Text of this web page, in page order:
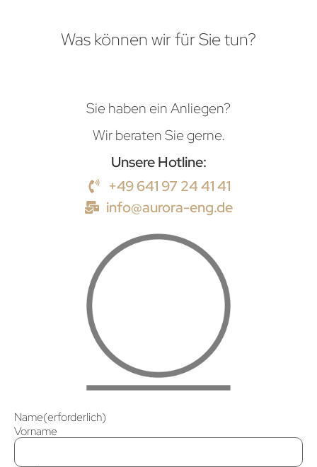
Was können wir für Sie tun?
Sie haben ein Anliegen?
Wir beraten Sie gerne.
Unsere Hotline:
+49 641 97 24 41 41
info@aurora-eng.de
Name(erforderlich)
Vorname